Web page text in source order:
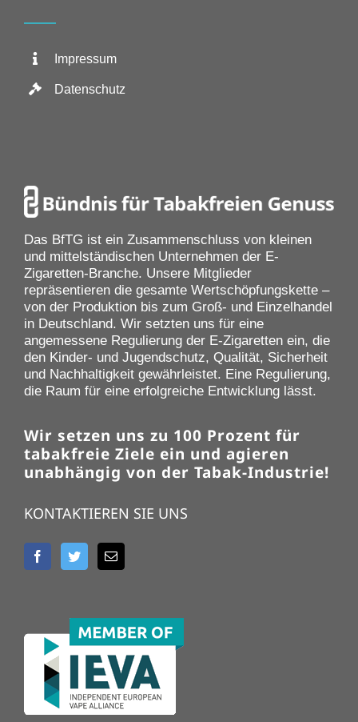
Impressum
Datenschutz
Das BfTG ist ein Zusammenschluss von kleinen
und mittelständischen Unternehmen der E-
Zigaretten-Branche. Unsere Mitglieder
repräsentieren die gesamte Wertschöpfungskette –
von der Produktion bis zum Groß- und Einzelhandel
in Deutschland. Wir setzten uns für eine
angemessene Regulierung der E-Zigaretten ein, die
den Kinder- und Jugendschutz, Qualität, Sicherheit
und Nachhaltigkeit gewährleistet. Eine Regulierung,
die Raum für eine erfolgreiche Entwicklung lässt.
Wir setzen uns zu 100 Prozent für
tabakfreie Ziele ein und agieren
unabhängig von der Tabak-Industrie!
KONTAKTIEREN SIE UNS